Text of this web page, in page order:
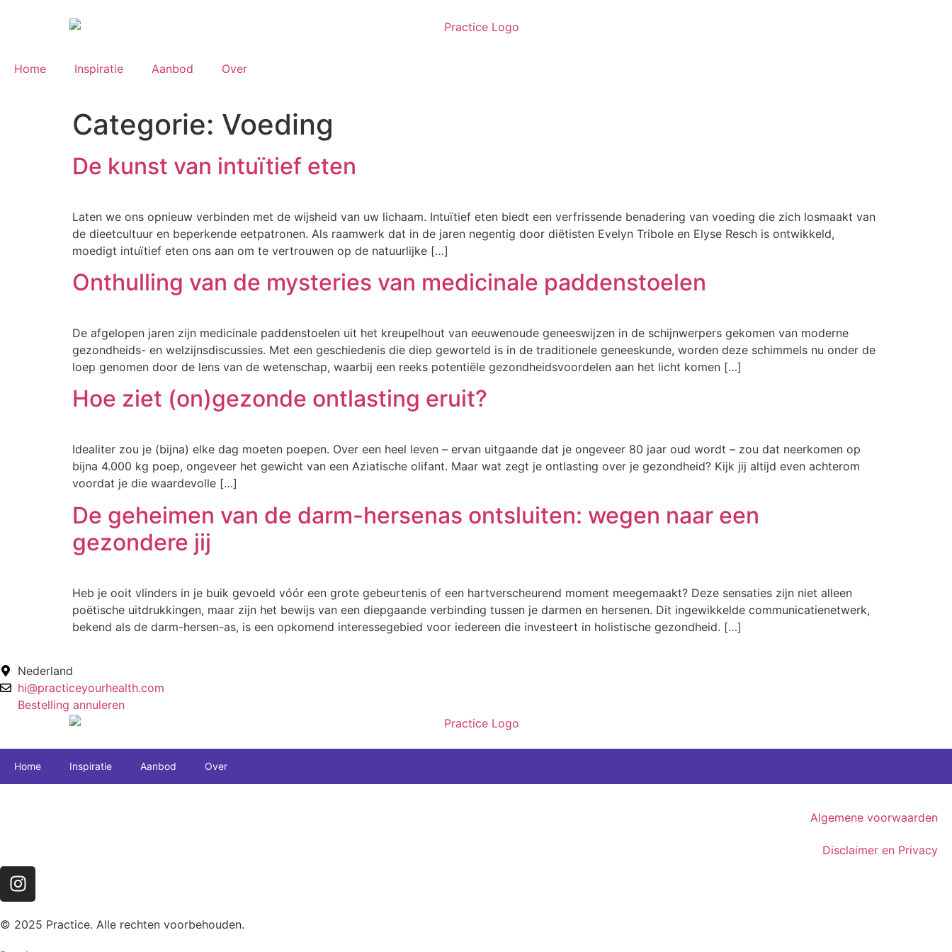
Home Inspiratie Aanbod Over
Categorie: Voeding
De kunst van intuïtief eten
Laten we ons opnieuw verbinden met de wijsheid van uw lichaam. Intuïtief eten biedt een verfrissende benadering van voeding die zich losmaakt van
de dieetcultuur en beperkende eetpatronen. Als raamwerk dat in de jaren negentig door diëtisten Evelyn Tribole en Elyse Resch is ontwikkeld,
moedigt intuïtief eten ons aan om te vertrouwen op de natuurlijke […]
Onthulling van de mysteries van medicinale paddenstoelen
De afgelopen jaren zijn medicinale paddenstoelen uit het kreupelhout van eeuwenoude geneeswijzen in de schijnwerpers gekomen van moderne
gezondheids- en welzijnsdiscussies. Met een geschiedenis die diep geworteld is in de traditionele geneeskunde, worden deze schimmels nu onder de
loep genomen door de lens van de wetenschap, waarbij een reeks potentiële gezondheidsvoordelen aan het licht komen […]
Hoe ziet (on)gezonde ontlasting eruit?
Idealiter zou je (bijna) elke dag moeten poepen. Over een heel leven – ervan uitgaande dat je ongeveer 80 jaar oud wordt – zou dat neerkomen op
bijna 4.000 kg poep, ongeveer het gewicht van een Aziatische olifant. Maar wat zegt je ontlasting over je gezondheid? Kijk jij altijd even achterom
voordat je die waardevolle […]
De geheimen van de darm-hersenas ontsluiten: wegen naar een
gezondere jij
Heb je ooit vlinders in je buik gevoeld vóór een grote gebeurtenis of een hartverscheurend moment meegemaakt? Deze sensaties zijn niet alleen
poëtische uitdrukkingen, maar zijn het bewijs van een diepgaande verbinding tussen je darmen en hersenen. Dit ingewikkelde communicatienetwerk,
bekend als de darm-hersen-as, is een opkomend interessegebied voor iedereen die investeert in holistische gezondheid. […]
Nederland
hi@practiceyourhealth.com
Bestelling annuleren
Home Inspiratie Aanbod Over
Algemene voorwaarden
Disclaimer en Privacy
© 2025 Practice. Alle rechten voorbehouden.